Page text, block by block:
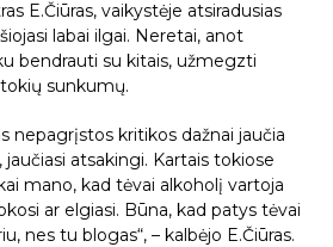
E.Čiūras, vaikystėje atsiradusias
labai ilgai. Neretai, anot
bendrauti su kitais, užmegzti
sunkumų.
nepagrįstos kritikos dažnai jaučia
atsakingi. Kartais tokiose
mano, kad tėvai alkoholį vartoja
ar elgiasi. Būna, kad patys tėvai
nes tu blogas“, – kalbėjo E.Čiūras.